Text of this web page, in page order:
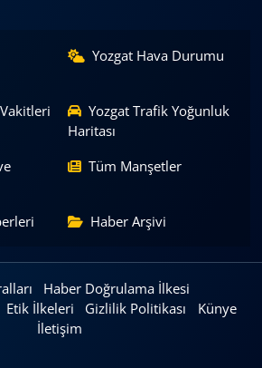
Yozgat Hava Durumu
Yozgat Trafik Yoğunluk
Haritası
Tüm Manşetler
Haber Arşivi
Haber Doğrulama İlkesi
Etik İlkeleri Gizlilik Politikası
Künye
İletişim